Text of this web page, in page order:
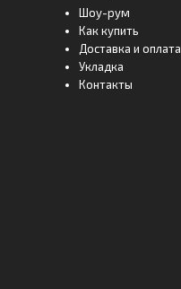
Шоу-рум
Как купить
Доставка и оплата
Укладка
Контакты